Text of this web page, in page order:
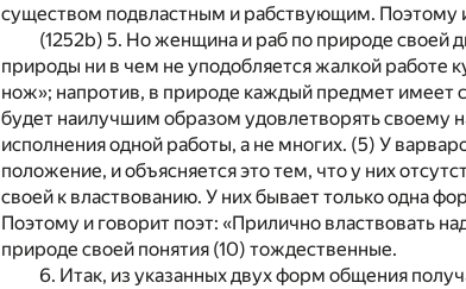
существом подвластным и рабствующим. Поэтому
(1252b) 5. Но женщина и раб по природе своей
природы ни в чем не уподобляется жалкой работе
нож»; напротив, в природе каждый предмет имеет
будет наилучшим образом удовлетворять своему
исполнения одной работы, а не многих. (5) У
положение, и объясняется это тем, что у них
своей к властвованию. У них бывает только одна
Поэтому и говорит поэт: «Прилично властвовать
природе своей понятия (10) тождественные.
6. Итак, из указанных двух форм общения